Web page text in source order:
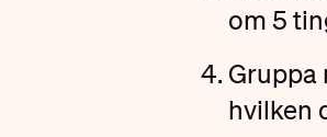
om 5
Gruppa
hvilken